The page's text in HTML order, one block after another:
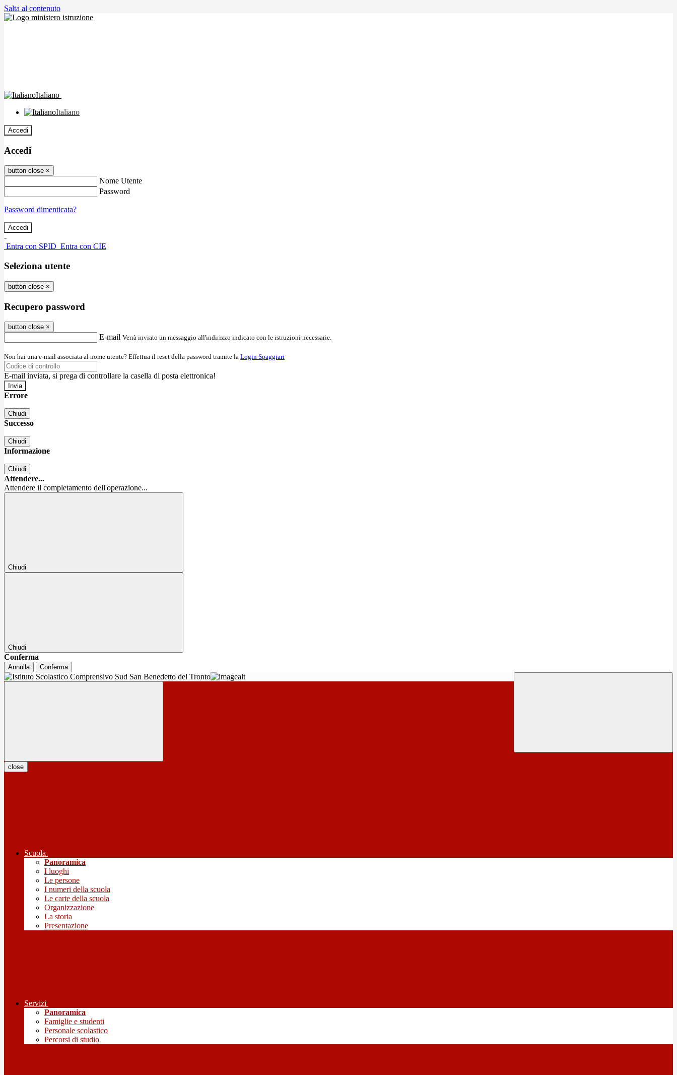
Salta al contenuto
Italiano
Italiano
Accedi
Accedi
button close ×
Nome Utente
Password
Password dimenticata?
-
Entra con SPID Entra con CIE
Seleziona utente
button close ×
Recupero password
button close ×
E-mail Verrà inviato un messaggio all'indirizzo indicato con le istruzioni necessarie.
Non hai una e-mail associata al nome utente? Effettua il reset della password tramite la Login Spaggiari
E-mail inviata, si prega di controllare la casella di posta elettronica!
Errore
Chiudi
Successo
Chiudi
Informazione
Chiudi
Attendere...
Attendere il completamento dell'operazione...
Chiudi
Chiudi
Conferma
Annulla Conferma
close
Scuola
Panoramica
I luoghi
Le persone
I numeri della scuola
Le carte della scuola
Organizzazione
La storia
Presentazione
Servizi
Panoramica
Famiglie e studenti
Personale scolastico
Percorsi di studio